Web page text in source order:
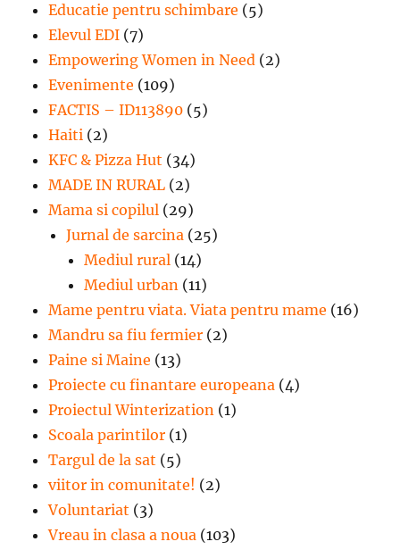
Educatie pentru schimbare (5)
Elevul EDI (7)
Empowering Women in Need (2)
Evenimente (109)
FACTIS – ID113890 (5)
Haiti (2)
KFC & Pizza Hut (34)
MADE IN RURAL (2)
Mama si copilul (29)
Jurnal de sarcina (25)
Mediul rural (14)
Mediul urban (11)
Mame pentru viata. Viata pentru mame (16)
Mandru sa fiu fermier (2)
Paine si Maine (13)
Proiecte cu finantare europeana (4)
Proiectul Winterization (1)
Scoala parintilor (1)
Targul de la sat (5)
viitor in comunitate! (2)
Voluntariat (3)
Vreau in clasa a noua (103)